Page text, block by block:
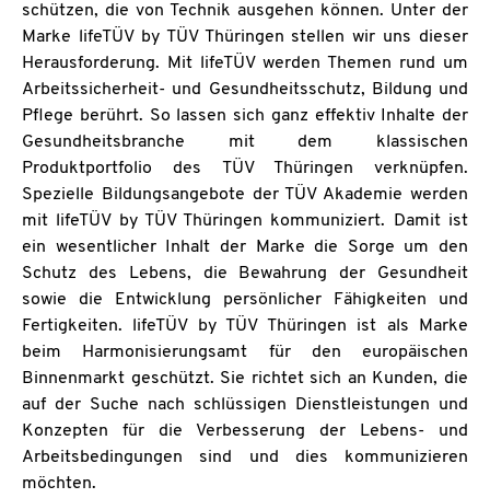
schützen, die von Technik ausgehen können. Unter der
Marke lifeTÜV by TÜV Thüringen stellen wir uns dieser
Herausforderung. Mit lifeTÜV werden Themen rund um
Arbeitssicherheit- und Gesundheitsschutz, Bildung und
Pflege berührt. So lassen sich ganz effektiv Inhalte der
Gesundheitsbranche mit dem klassischen
Produktportfolio des TÜV Thüringen verknüpfen.
Spezielle Bildungsangebote der TÜV Akademie werden
mit lifeTÜV by TÜV Thüringen kommuniziert. Damit ist
ein wesentlicher Inhalt der Marke die Sorge um den
Schutz des Lebens, die Bewahrung der Gesundheit
sowie die Entwicklung persönlicher Fähigkeiten und
Fertigkeiten. lifeTÜV by TÜV Thüringen ist als Marke
beim Harmonisierungsamt für den europäischen
Binnenmarkt geschützt. Sie richtet sich an Kunden, die
auf der Suche nach schlüssigen Dienstleistungen und
Konzepten für die Verbesserung der Lebens- und
Arbeitsbedingungen sind und dies kommunizieren
möchten.